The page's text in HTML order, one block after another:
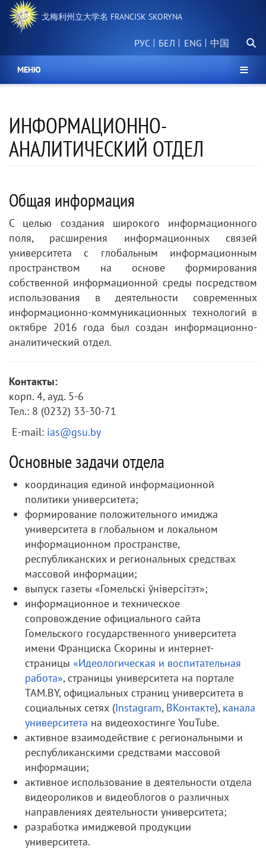
要
戈梅利州立大学名 FRANCISK SKORYNA
РУС БЕЛ 中国
搜
МЕНЮ
ИНФОРМАЦИОННО-
АНАЛИТИЧЕСКИЙ ОТДЕЛ
Общая информация
С целью создания широкого информационного
поля, расширения информационных связей
университета с глобальным информационным
пространством на основе формирования
собственной информационной среды посредством
использования в деятельности современных
информационно-коммуникационных технологий в
октябре 2016 года был создан информационно-
аналитический отдел.
Контакты:
корп. 4, ауд. 5-6
Тел.: 8 (0232) 33-30-71
E-mail: ias@gsu.by
Основные задачи отдела
координация единой информационной
политики университета;
формирование положительного имиджа
университета в глобальном и локальном
информационном пространстве,
республиканских и региональных средствах
массовой информации;
выпуск газеты «Гомельскі ўніверсітэт»;
информационное и техническое
сопровождение официального сайта
Гомельского государственного университета
имени Франциска Скорины и интернет-
страницы «Идеологическая и воспитательная
работа», страницы университета на портале
ТАМ.BY, официальных страниц университета в
социальных сетях (Instagram, ВКонтакте), канала
университета на видеохостинге YouTube.
активное взаимодействие с региональными и
республиканскими средствами массовой
информации;
активное использование в деятельности отдела
видеороликов и видеоблогов о различных
направлениях деятельности университета;
разработка имиджевой продукции
университета.